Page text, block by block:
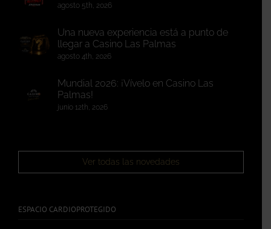
agosto 5th, 2026
Una nueva experiencia está a punto de
llegar a Casino Las Palmas
agosto 4th, 2026
Mundial 2026: ¡Vívelo en Casino Las
Palmas!
junio 12th, 2026
Ver todas las novedades
ESPACIO CARDIOPROTEGIDO